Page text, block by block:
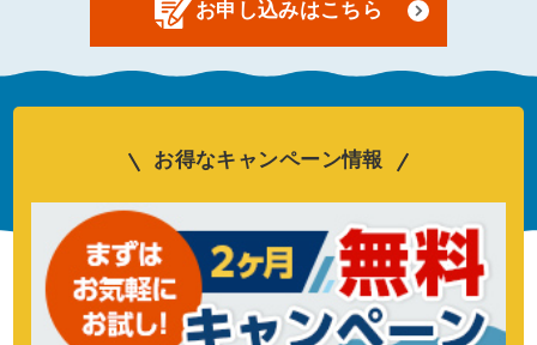
お申し込みはこちら
お得なキャンペーン情報